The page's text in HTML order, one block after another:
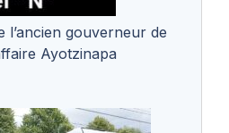
l’ancien gouverneur de
Ayotzinapa